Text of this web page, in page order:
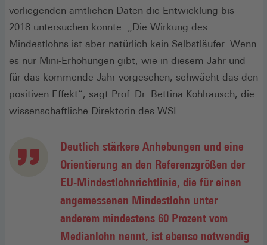
vorliegenden amtlichen Daten die Entwicklung bis
2018 untersuchen konnte. „Die Wirkung des
Mindestlohns ist aber natürlich kein Selbstläufer. Wenn
es nur Mini-Erhöhungen gibt, wie in diesem Jahr und
für das kommende Jahr vorgesehen, schwächt das den
positiven Effekt“, sagt Prof. Dr. Bettina Kohlrausch, die
wissenschaftliche Direktorin des WSI.
Deutlich stärkere Anhebungen und eine
Orientierung an den Referenzgrößen der
EU-Mindestlohnrichtlinie, die für einen
angemessenen Mindestlohn unter
anderem mindestens 60 Prozent vom
Medianlohn nennt, ist ebenso notwendig